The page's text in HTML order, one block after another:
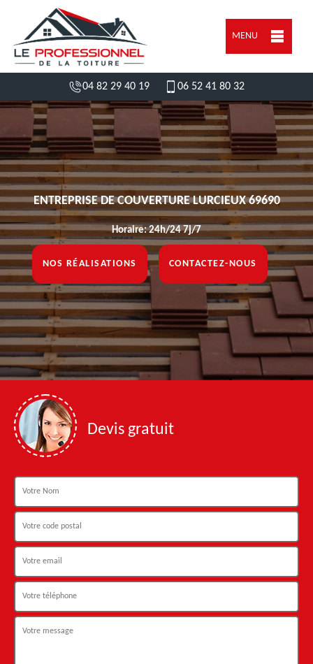
MENU
04 82 29 40 19 06 52 41 80 32
ENTREPRISE DE COUVERTURE LURCIEUX 69690
Horaire: 24h/24 7j/7
NOS RÉALISATIONS CONTACTEZ-NOUS
Devis gratuit